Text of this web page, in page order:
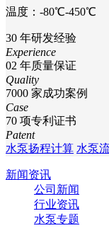
温度：-80℃-450℃
30 年研发经验
Experience
02 年质量保证
Quality
7000 家成功案例
Case
70 项专利证书
Patent
水泵扬程计算 水泵
新闻资讯
公司新闻
行业资讯
水泵专题